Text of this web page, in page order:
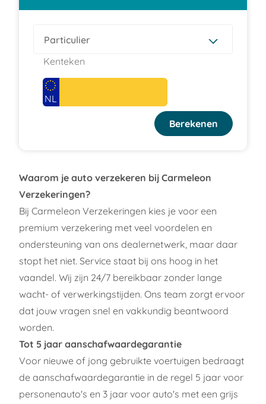
Kenteken
NL
Berekenen
Waarom je auto verzekeren bij Carmeleon
Verzekeringen?
Bij Carmeleon Verzekeringen kies je voor een
premium verzekering met veel voordelen en
ondersteuning van ons dealernetwerk, maar daar
stopt het niet. Service staat bij ons hoog in het
vaandel. Wij zijn 24/7 bereikbaar zonder lange
wacht- of verwerkingstijden. Ons team zorgt ervoor
dat jouw vragen snel en vakkundig beantwoord
worden.
Tot 5 jaar aanschafwaardegarantie
Voor nieuwe of jong gebruikte voertuigen bedraagt
de aanschafwaardegarantie in de regel 5 jaar voor
personenauto's en 3 jaar voor auto's met een grijs